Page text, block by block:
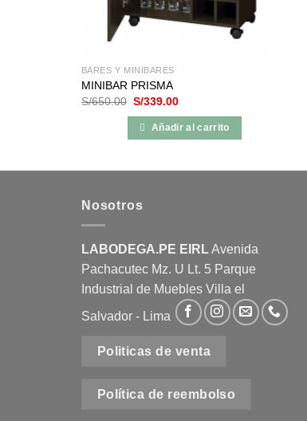
BARES Y MINIBARES
MINIBAR PRISMA
S/650.00 El
original
era:
S/339.00El
actual
es:
Añadir al carrito
Nosotros
LABODEGA.PE EIRLAvenida
Pachacutec Mz. U Lt. 5 Parque
Industrial de Muebles Villa el
Salvador - Lima
Politicas de venta
Política de reembolso